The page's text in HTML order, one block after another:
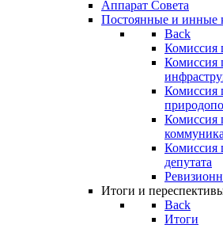
Аппарат Совета
Постоянные и инные
Back
Комиссия
Комиссия
Комиссия
Комиссия
Комиссия
депутата
Итоги и
Back
Итоги